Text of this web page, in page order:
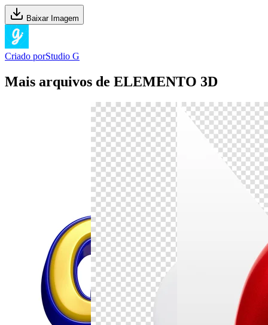
Baixar Imagem
Criado porStudio G
Mais arquivos de ELEMENTO 3D